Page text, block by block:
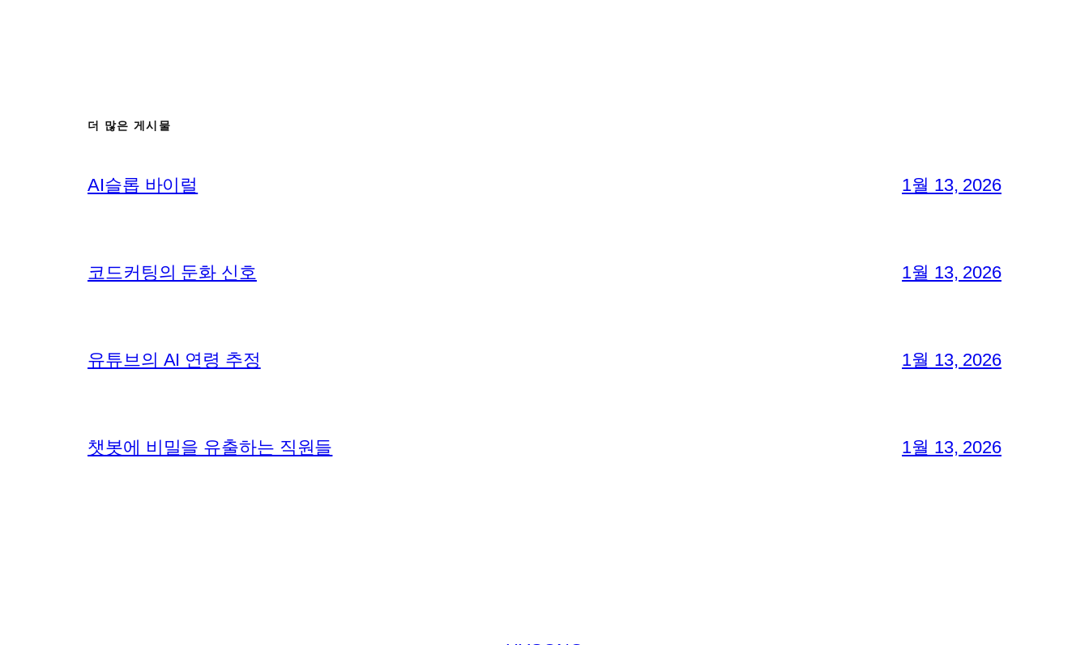
더 많은 게시물
AI슬롭 바이럴 1월 13, 2026
코드커팅의 둔화 신호 1월 13, 2026
유튜브의 AI 연령 추정 1월 13, 2026
챗봇에 비밀을 유출하는 직원들 1월 13, 2026